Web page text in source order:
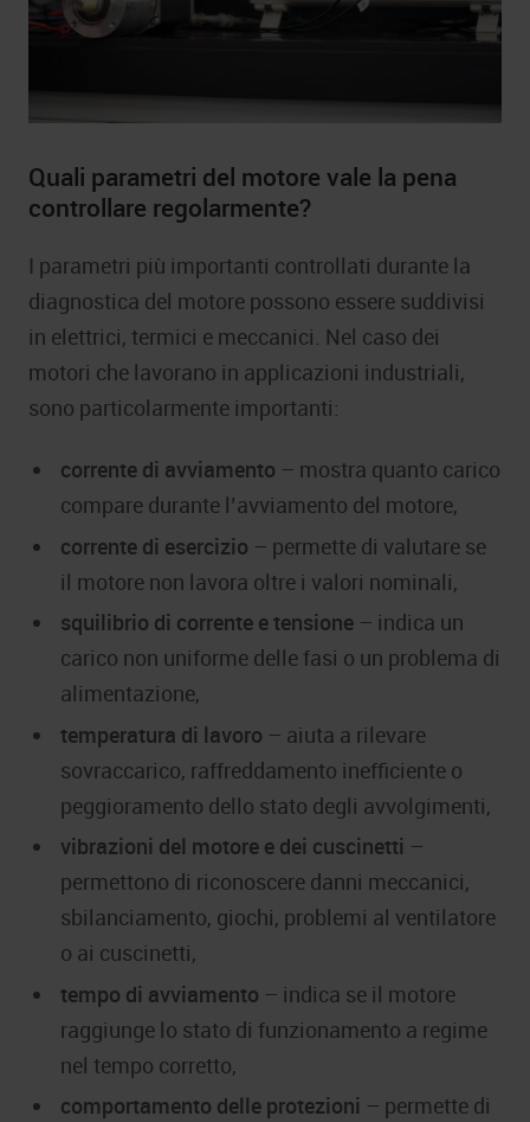
Quali parametri del motore vale la pena
controllare regolarmente?
I parametri più importanti controllati durante la
diagnostica del motore possono essere suddivisi
in elettrici, termici e meccanici. Nel caso dei
motori che lavorano in applicazioni industriali,
sono particolarmente importanti:
corrente di avviamento – mostra quanto carico
compare durante l’avviamento del motore,
corrente di esercizio – permette di valutare se
il motore non lavora oltre i valori nominali,
squilibrio di corrente e tensione – indica un
carico non uniforme delle fasi o un problema di
alimentazione,
temperatura di lavoro – aiuta a rilevare
sovraccarico, raffreddamento inefficiente o
peggioramento dello stato degli avvolgimenti,
vibrazioni del motore e dei cuscinetti –
permettono di riconoscere danni meccanici,
sbilanciamento, giochi, problemi al ventilatore
o ai cuscinetti,
tempo di avviamento – indica se il motore
raggiunge lo stato di funzionamento a regime
nel tempo corretto,
comportamento delle protezioni – permette di